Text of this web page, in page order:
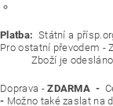
Platba: Státní a
Pro ostatní
Zboží je odesláno
Doprava -ZDARMA -
- Možno také zaslat na